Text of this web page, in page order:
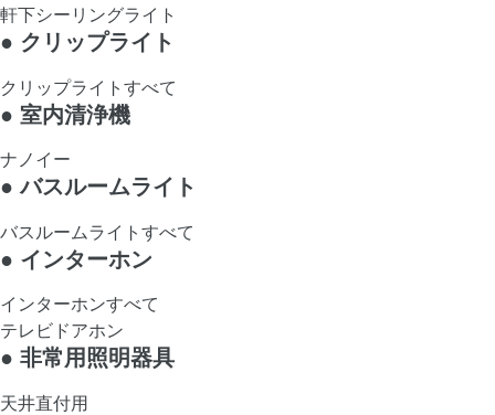
軒下シーリングライト
● クリップライト
クリップライトすべて
● 室内清浄機
ナノイー
●バスルームライト
バスルームライトすべて
● インターホン
インターホンすべて
テレビドアホン
● 非常用照明器具
天井直付用